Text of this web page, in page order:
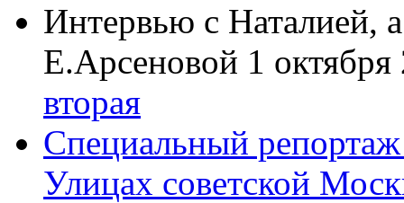
Интервью с Наталией,
Е.Арсеновой 1
вторая
Специальный
Улицах советской